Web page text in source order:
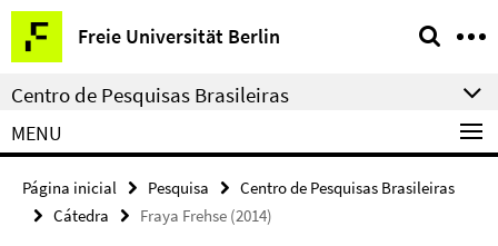
Springe
direkt
zu
Inhalt
Freie Universität Berlin
Serviço
de
navegação
Centro de Pesquisas Brasileiras
MENU
Página inicial Pesquisa
Centro de Pesquisas Brasileiras
Cátedra
Fraya Frehse (2014)